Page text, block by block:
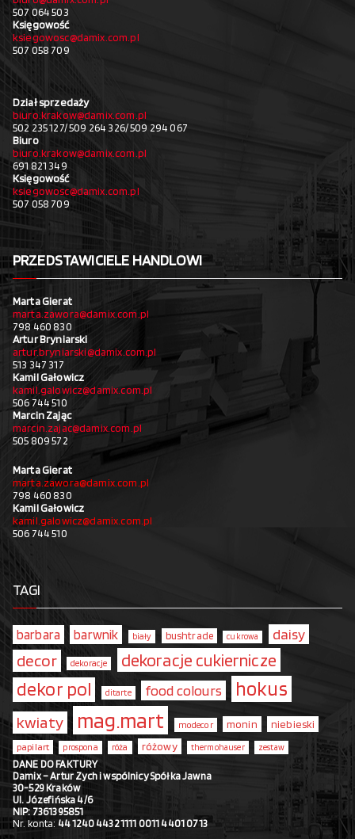
507 064 503
Księgowość
ksiegowosc@damix.com.pl
507 058 709
Dział sprzedaży
biuro.krakow@damix.com.pl
502 235 127/ 509 264 326/ 509 294 067
Biuro
biuro.krakow@damix.com.pl
691 821 349
Księgowość
ksiegowosc@damix.com.pl
507 058 709
PRZEDSTAWICIELE HANDLOWI
Marta Gierat
marta.zawora@damix.com.pl
798 460 830
Artur Bryniarski
artur.bryniarski@damix.com.pl
513 347 317
Kamil Gałowicz
kamil.galowicz@damix.com.pl
506 744 510
Marcin Zając
marcin.zajac@damix.com.pl
505 809 572
Marta Gierat
marta.zawora@damix.com.pl
798 460 830
Kamil Gałowicz
kamil.galowicz@damix.com.pl
506 744 510
TAGI
barbara barwnik biały bushtrade cukrowa daisy
decor dekoracje dekoracje cukiernicze
dekor pol ditarte food colours hokus
kwiaty mag.mart modecor monin niebieski
papilart prospona róża różowy thermohauser zestaw
DANE DO FAKTURY
Damix – Artur Zych i wspólnicy Spółka Jawna
30-529 Kraków
Ul. Józefińska 4/6
NIP: 7361395851
Nr. konta: 44 1240 4432 1111 0011 4401 0713